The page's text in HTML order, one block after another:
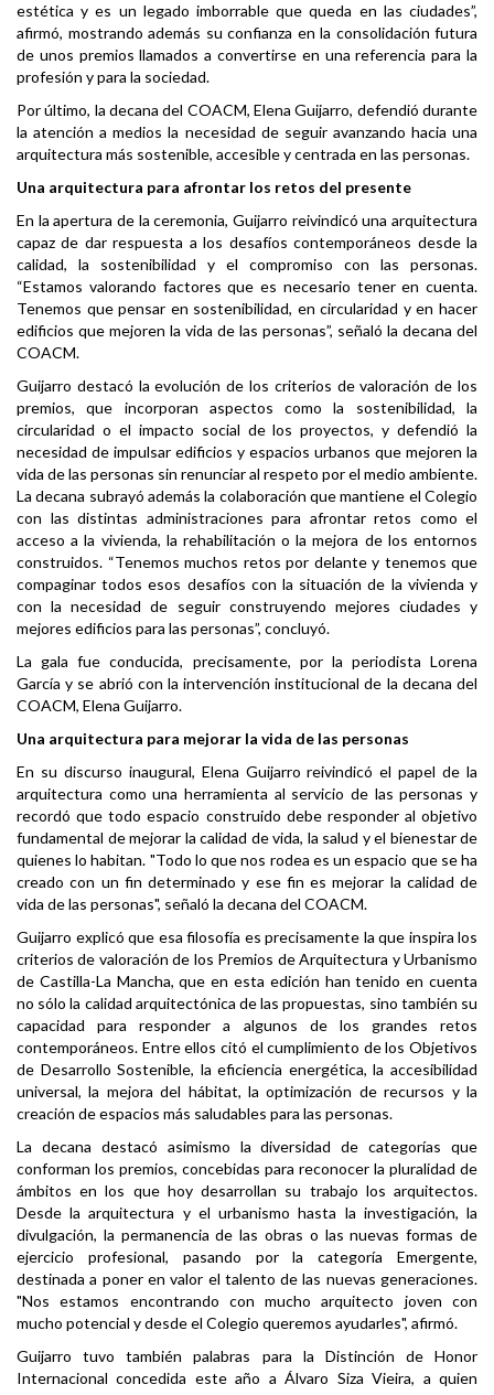
estética y es un legado imborrable que queda en las ciudades”,
afirmó, mostrando además su confianza en la consolidación futura
de unos premios llamados a convertirse en una referencia para la
profesión y para la sociedad.
Por último, la decana del COACM, Elena Guijarro, defendió durante
la atención a medios la necesidad de seguir avanzando hacia una
arquitectura más sostenible, accesible y centrada en las personas.
Una arquitectura para afrontar los retos del presente
En la apertura de la ceremonia, Guijarro reivindicó una arquitectura
capaz de dar respuesta a los desafíos contemporáneos desde la
calidad, la sostenibilidad y el compromiso con las personas.
“Estamos valorando factores que es necesario tener en cuenta.
Tenemos que pensar en sostenibilidad, en circularidad y en hacer
edificios que mejoren la vida de las personas”, señaló la decana del
COACM.
Guijarro destacó la evolución de los criterios de valoración de los
premios, que incorporan aspectos como la sostenibilidad, la
circularidad o el impacto social de los proyectos, y defendió la
necesidad de impulsar edificios y espacios urbanos que mejoren la
vida de las personas sin renunciar al respeto por el medio ambiente.
La decana subrayó además la colaboración que mantiene el Colegio
con las distintas administraciones para afrontar retos como el
acceso a la vivienda, la rehabilitación o la mejora de los entornos
construidos. “Tenemos muchos retos por delante y tenemos que
compaginar todos esos desafíos con la situación de la vivienda y
con la necesidad de seguir construyendo mejores ciudades y
mejores edificios para las personas”, concluyó.
La gala fue conducida, precisamente, por la periodista Lorena
García y se abrió con la intervención institucional de la decana del
COACM, Elena Guijarro.
Una arquitectura para mejorar la vida de las personas
En su discurso inaugural, Elena Guijarro reivindicó el papel de la
arquitectura como una herramienta al servicio de las personas y
recordó que todo espacio construido debe responder al objetivo
fundamental de mejorar la calidad de vida, la salud y el bienestar de
quienes lo habitan. "Todo lo que nos rodea es un espacio que se ha
creado con un fin determinado y ese fin es mejorar la calidad de
vida de las personas", señaló la decana del COACM.
Guijarro explicó que esa filosofía es precisamente la que inspira los
criterios de valoración de los Premios de Arquitectura y Urbanismo
de Castilla-La Mancha, que en esta edición han tenido en cuenta
no sólo la calidad arquitectónica de las propuestas, sino también su
capacidad para responder a algunos de los grandes retos
contemporáneos. Entre ellos citó el cumplimiento de los Objetivos
de Desarrollo Sostenible, la eficiencia energética, la accesibilidad
universal, la mejora del hábitat, la optimización de recursos y la
creación de espacios más saludables para las personas.
La decana destacó asimismo la diversidad de categorías que
conforman los premios, concebidas para reconocer la pluralidad de
ámbitos en los que hoy desarrollan su trabajo los arquitectos.
Desde la arquitectura y el urbanismo hasta la investigación, la
divulgación, la permanencia de las obras o las nuevas formas de
ejercicio profesional, pasando por la categoría Emergente,
destinada a poner en valor el talento de las nuevas generaciones.
"Nos estamos encontrando con mucho arquitecto joven con
mucho potencial y desde el Colegio queremos ayudarles", afirmó.
Guijarro tuvo también palabras para la Distinción de Honor
Internacional concedida este año a Álvaro Siza Vieira, a quien